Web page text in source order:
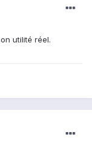
utilité réel.